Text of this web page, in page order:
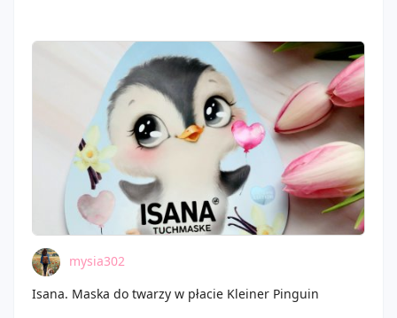
mysia302
Isana. Maska do twarzy w płacie Kleiner Pinguin